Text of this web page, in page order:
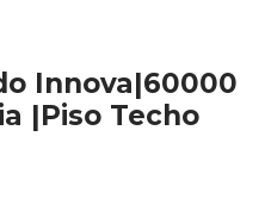
Innova|60000
|Piso Techo